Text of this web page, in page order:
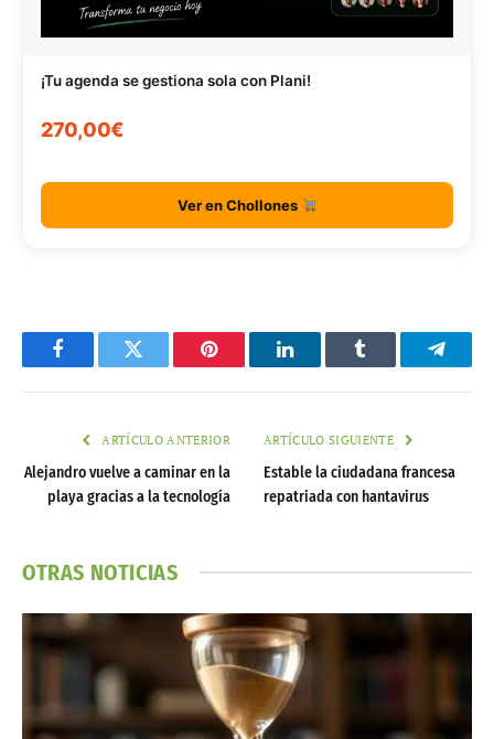
¡Tu agenda se gestiona sola con Plani!
270,00€
Ver en Chollones
FacebookTwitter Pinterest LinkedInTumblr
ARTÍCULO ANTERIOR
Alejandro vuelve a caminar en la
playa gracias a la tecnología
ARTÍCULO SIGUIENTE
Estable la ciudadana francesa
repatriada con hantavirus
OTRAS NOTICIAS